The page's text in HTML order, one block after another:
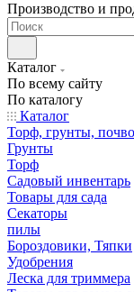
Производство и
Каталог
По всему сайту
По каталогу
Каталог
Торф, грунты,
Грунты
Торф
Садовый инвентарь
Товары для сада
Секаторы
пилы
Бороздовики, Тяпки
Удобрения
Леска для триммера